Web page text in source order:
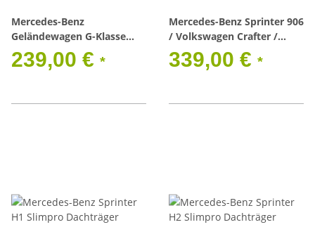
Mercedes-Benz
Geländewagen G-Klasse
(1979 - 2018) Leiter
239,00 € *
Mercedes-Benz Sprinter 906
/ Volkswagen Crafter /
MAN TGE (2006 - 2018)
Leiter
339,00 € *